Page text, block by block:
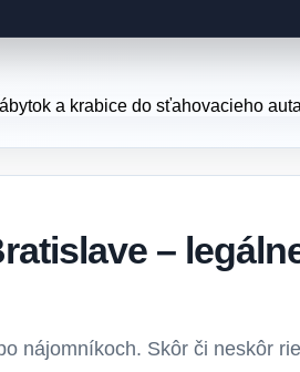
–
nájomníkoch. Skôr či neskôr